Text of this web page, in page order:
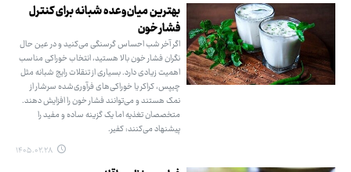
بهترین میان‌وعده شبانه برای کنترل
فشار خون
اگر آخر شب احساس گرسنگی می‌کنید و در عین حال
نگران فشار خون بالا هستید، انتخاب خوراکی مناسب
اهمیت زیادی دارد. بسیاری از تنقلات رایج شبانه مثل
چیپس، کراکر یا خوراکی‌های فرآوری‌شده سرشار از
نمک هستند و می‌توانند فشار خون را افزایش دهند.
متخصصان تغذیه اما یک گزینه ساده و مفید را
پیشنهاد می‌کنند: کفیر.
۱۴۰۵.۰۲.۲۸